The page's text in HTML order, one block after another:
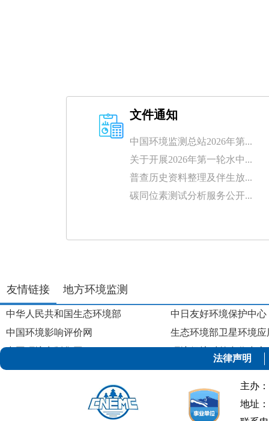
文件通知
中国环境监测总站2026年第...
关于开展2026年第一轮水中...
普查历史资料整理及伴生放...
碳同位素测试分析服务公开...
友情链接 地方环境监测
中华人民共和国生态环境部
中日友好环境保护中心
中国环境影响评价网
生态环境部卫星环境应
环境保护对外合作中心
中国环境保护产业协会
法律声明
主办
地址